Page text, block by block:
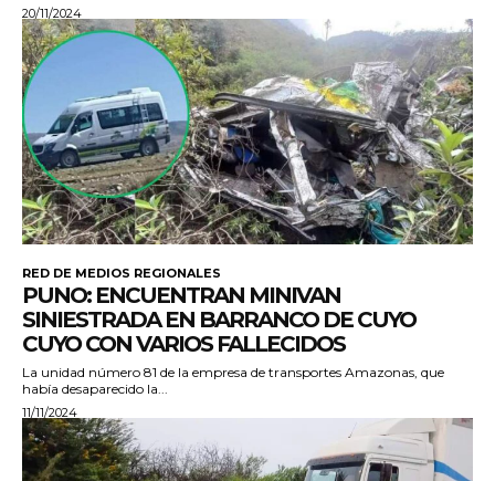
20/11/2024
RED DE MEDIOS REGIONALES
PUNO: ENCUENTRAN MINIVAN
SINIESTRADA EN BARRANCO DE CUYO
CUYO CON VARIOS FALLECIDOS
La unidad número 81 de la empresa de transportes Amazonas, que
había desaparecido la...
11/11/2024